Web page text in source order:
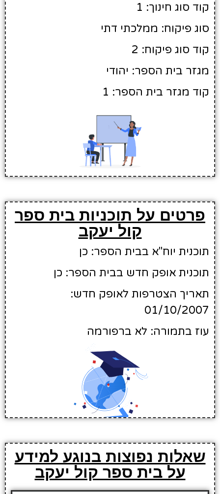
קוד סוג חינוך: 1
סוג פיקוח: ממלכתי דתי
קוד סוג פיקוח: 2
מגזר בית הספר: יהודי
קוד מגזר בית הספר: 1
פרטים על תוכניות בית ספר
קול יעקב
תוכנית יוח"א בבית הספר: כן
תוכנית אופק חדש בבית הספר: כן
תאריך הצטרפות לאופק חדש:
01/10/2007
עוז בתמורה: לא ברפורמה
שאלות נפוצות בנוגע למידע
על בית ספר קול יעקב